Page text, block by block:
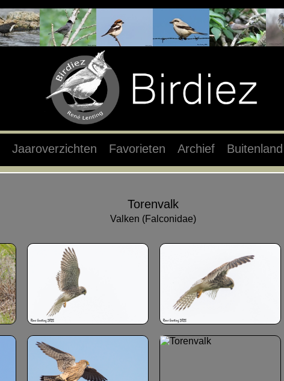
Jaaroverzichten Favorieten Archief Buitenland
Torenvalk
Valken (Falconidae)